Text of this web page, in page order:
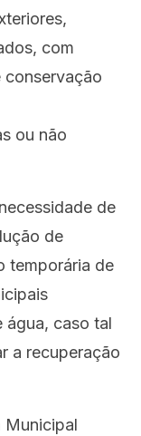
com
conservação
ou não
de
de
temporária de
água, caso tal
a recuperação
Municipal